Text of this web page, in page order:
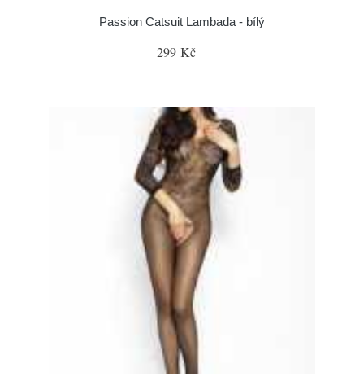
Passion Catsuit Lambada - bílý
299 Kč